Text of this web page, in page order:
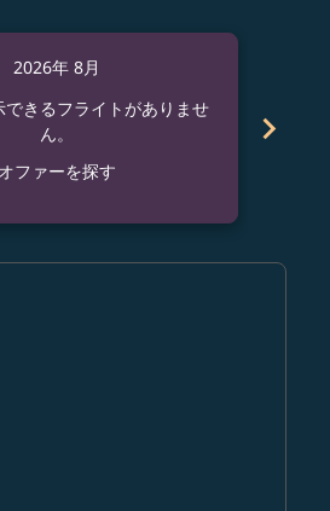
2026年 8月
できるフライトがありませ
ん。
オファーを探す
chevron_right